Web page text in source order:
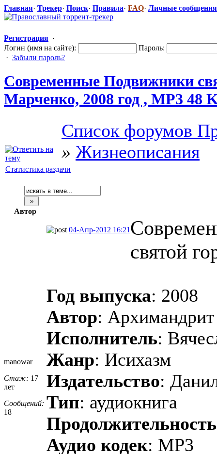
Главная· Трекер· Поиск· Правила· FAQ· Личные сообщения
Регистрация ·
Логин (имя на сайте):
Пароль:
· Забыли пароль?
Современные Подвижники
Марченко, 2008 год , MP3 48
Список форумов
» Жизнеописания
Статистика раздачи
Автор
manowar
Стаж: 17
лет
Сообщений:
18
04-Апр-2012 16:21
святой
Год выпуска: 2008
Автор:
Исполнитель:
Жанр: Исихазм
Издательство:
Тип: аудиокнига
Продолжительность
Аудио кодек: MP3